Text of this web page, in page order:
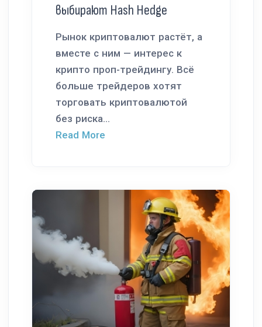
выбирают Hash Hedge
Рынок криптовалют растёт, а
вместе с ним — интерес к
крипто проп-трейдингу. Всё
больше трейдеров хотят
торговать криптовалютой
без риска...
Read More